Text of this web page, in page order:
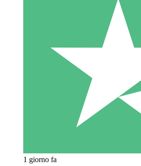
1 giorno fa